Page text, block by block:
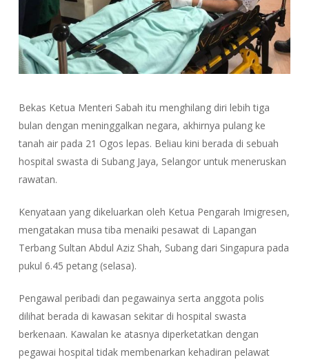
Bekas Ketua Menteri Sabah itu menghilang diri lebih tiga
bulan dengan meninggalkan negara, akhirnya pulang ke
tanah air pada 21 Ogos lepas. Beliau kini berada di sebuah
hospital swasta di Subang Jaya, Selangor untuk meneruskan
rawatan.
Kenyataan yang dikeluarkan oleh Ketua Pengarah Imigresen,
mengatakan musa tiba menaiki pesawat di Lapangan
Terbang Sultan Abdul Aziz Shah, Subang dari Singapura pada
pukul 6.45 petang (selasa).
Pengawal peribadi dan pegawainya serta anggota polis
dilihat berada di kawasan sekitar di hospital swasta
berkenaan. Kawalan ke atasnya diperketatkan dengan
pegawai hospital tidak membenarkan kehadiran pelawat